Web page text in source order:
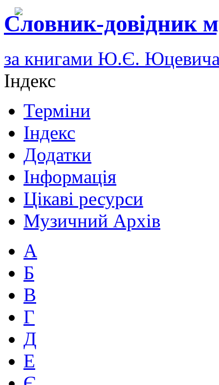
Словник-довідник
за книгами Ю.Є.
Індекс
Терміни
Індекс
Додатки
Інформація
Цікаві ресурси
Музичний Архів
А
Б
В
Г
Д
Е